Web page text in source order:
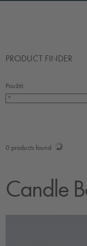
PRODUCT FINDER
Použití:
0 products found
Candle